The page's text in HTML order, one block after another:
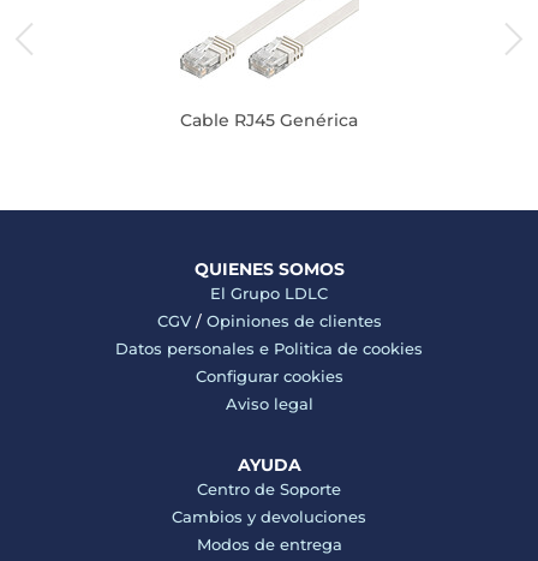
Cable RJ45 Genérica
QUIENES SOMOS
El Grupo LDLC
CGV/ Opiniones de clientes
Datos personales e Politica de cookies
Configurar cookies
Aviso legal
AYUDA
Centro de Soporte
Cambios y devoluciones
Modos de entrega